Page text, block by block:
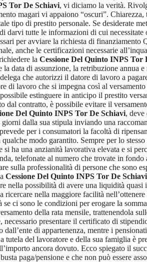
Tor De Schiavi, vi diciamo la verità.
magari vi appaiono “oscuri”. Chiarezza,
di prestito personale. Se desiderate
darvi tutte le informazioni di cui
per avviare la richiesta di finanziamento
anche le certificazioni necessarie
la Cessione Del Quinto INPS Tor
data di assunzione, la retribuzione annua
che autorizzi il datore di lavoro a
lavoro che si impegna così al
estinguere in anticipo il prestito
contratto, è possibile evitare il
Del Quinto INPS Tor De Schiavi, deve
dalla sua stipula inviando una
per i consumatori la facoltà di
modo garantito. Sempre per lo
ha una anzianità lavorativa elevata e si
telefonate al numero che trovate in fondo
sulla professionalità di persone che sono
Cessione Del Quinto INPS Tor De Schiavi
nella possibilità di avere una liquidità
nella maggiore facilità
ci sono le condizioni per erogare la
della rata mensile, trattenendola
presentare il certificato di
di appartenenza, mentre i
del lavoratore e della sua famiglia è
ancora dovuto. Ecco spiegato il
paga/pensione e che non può essere